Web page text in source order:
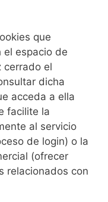
que
el espacio de
cerrado el
dicha
acceda a ella
facilite la
al servicio
de login) o la
(ofrecer
relacionados con